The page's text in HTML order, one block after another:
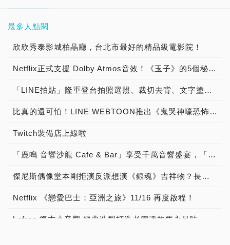
最多人點閱
欣欣秀泰影城柏晶廳，台北市最好的精品級電影院！
Netflix正式支援 Dolby Atmos音效！《玉子》的5個秘密數字初公開！
「LINE拍貼」隆重登台拍照選照、裁切去背、文字塗鴉三步完成專屬貼圖
比真的還可怕！LINE WEBTOON推出《鬼哭神嚎恐怖動態特輯》
Twitch裝備店上線啦
「鹿鳴 音響沙龍 Cafe & Bar」享受千萬音響盛宴，「聽黑膠 古典樂 流行音樂 談音樂 聊音響 喝咖啡 品美酒」體驗「Burmester 柏林之音旗艦擴大器」與「B&W Nautilus 鸚鵡螺頂級喇叭 」發燒音響迷人魅力！
傑尼斯偶像堂本剛拒演反派想演《銀魂》吉祥物？長澤雅美下海扮母猩猩？
Netflix 《戀愛巴士：亞洲之旅》11/16 再度啟程！
Lofree 復古小音響 經典造型打造老靈魂的雋永品味